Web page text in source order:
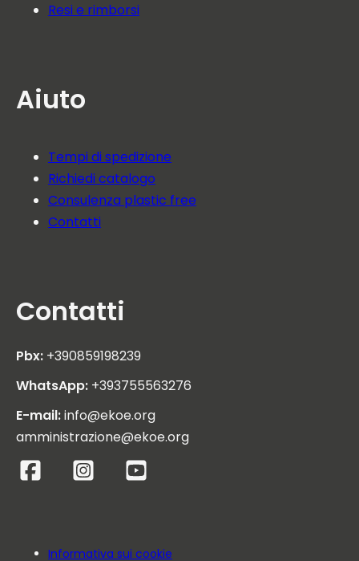
Resi e rimborsi
Aiuto
Tempi di spedizione
Richiedi catalogo
Consulenza plastic free
Contatti
Contatti
Pbx: +390859198239
WhatsApp: +393755563276
E-mail:info@ekoe.org
amministrazione@ekoe.org
Informativa sui cookie